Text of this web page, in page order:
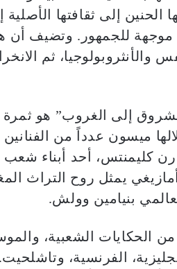
الحنين إلى ثقافتها
للجمهور. وتضيف أن
والأنثروبولوجيا، ثم
إلى الغروب” هو ثمرة
ميسون عدداً من
كليمنتس، أحد أبناء
يمثل روح التراث
بنيامين وولش.
الحكايات الشعبية،
الفرنسية،